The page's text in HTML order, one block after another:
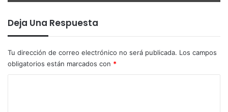
Deja Una Respuesta
Tu dirección de correo electrónico no será publicada. Los campos
obligatorios están marcados con *